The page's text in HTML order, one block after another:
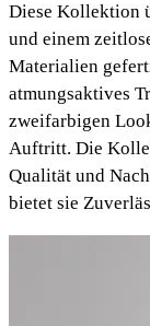
Diese Kollektion
und einem
Materialien
atmungsaktives
zweifarbigen
Auftritt. Die
Qualität und
bietet sie